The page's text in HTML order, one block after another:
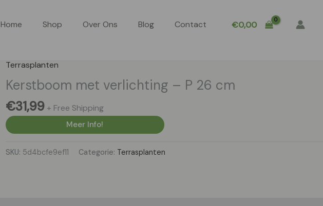
Home Shop Over Ons Blog Contact €0,00
Terrasplanten
Kerstboom met verlichting – P 26 cm
€31,99 + Free Shipping
Meer Info!
SKU: 5d4bcfe9ef11 Categorie: Terrasplanten